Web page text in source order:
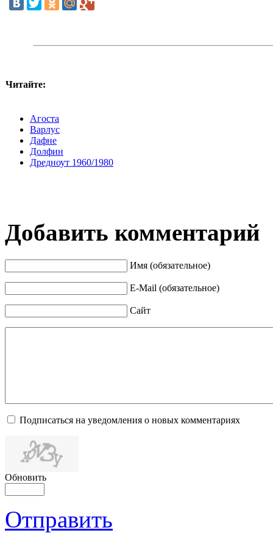
Читайте:
Агоста
Варлус
Дафне
Долфин
Дредноут 1960/1980
Добавить комментарий
Имя (обязательное)
E-Mail (обязательное)
Сайт
Подписаться на уведомления о новых комментариях
Обновить
Отправить